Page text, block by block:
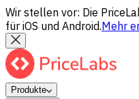
Wir stellen vor: Die
für iOS und Android.Mehr
Produkte